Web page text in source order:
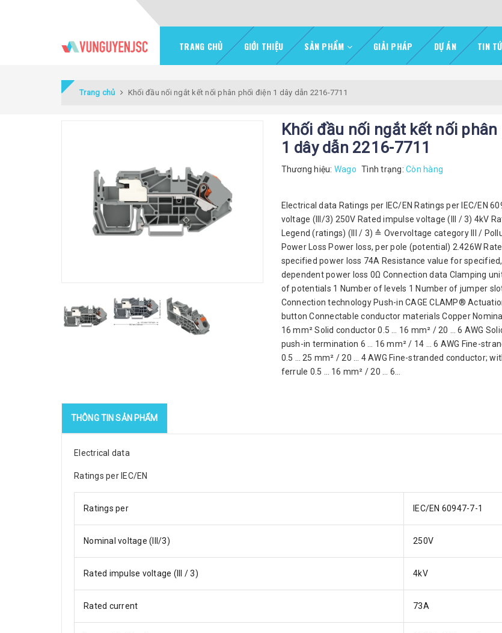
TRANG CHỦ GIỚI THIỆU SẢN PHẨM GIẢI PHÁP DỰ ÁN TIN
Trang chủ Khối đầu nối ngắt kết nối phân phối điện 1 dây dẫn 2216-7711
Khối đầu nối ngắt kết nối
1 dây dẫn 2216-7711
Thương hiệu: Wago Tình trạng:Còn hàng
Electrical data Ratings per IEC/EN Ratings per IEC/EN
voltage (III/3) 250V Rated impulse voltage (III / 3) 4kV
Legend (ratings) (III / 3) ≙ Overvoltage category III /
Power Loss Power loss, per pole (potential) 2.426W
specified power loss 74A Resistance value for
dependent power loss 0Ω Connection data Clamping
of potentials 1 Number of levels 1 Number of jumper
Connection technology Push-in CAGE CLAMP®
button Connectable conductor materials Copper
16 mm² Solid conductor 0.5 … 16 mm² / 20 … 6 AWG
push-in termination 6 … 16 mm² / 14 … 6 AWG Fine-
0.5 … 25 mm² / 20 … 4 AWG Fine-stranded conductor;
ferrule 0.5 … 16 mm² / 20 … 6...
THÔNG TIN SẢN PHẨM
Electrical data
Ratings per IEC/EN
Ratings per IEC/EN 60947-7-1
Nominal voltage (III/3) 250V
Rated impulse voltage (III / 3) 4kV
Rated current 73A